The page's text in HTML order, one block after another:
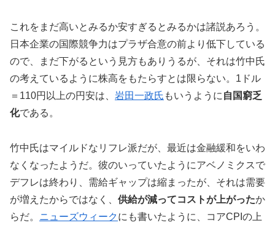
これをまだ高いとみるか安すぎるとみるかは諸説あろう。
日本企業の国際競争力はプラザ合意の前より低下している
ので、まだ下がるという見方もありうるが、それは竹中氏
の考えているように株高をもたらすとは限らない。1ドル
＝110円以上の円安は、 岩田一政氏 もいうように自国窮乏
化である。
竹中氏はマイルドなリフレ派だが、最近は金融緩和をいわ
なくなったようだ。彼のいっていたようにアベノミクスで
デフレは終わり、需給ギャップは縮まったが、それは需要
が増えたからではなく、 供給が減ってコストが上がったか
らだ。 ニューズウィークにも書いたように、コアCPIの上